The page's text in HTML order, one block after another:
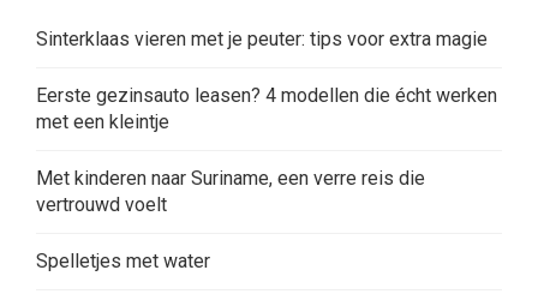
Sinterklaas vieren met je peuter: tips voor extra magie
Eerste gezinsauto leasen? 4 modellen die écht werken
met een kleintje
Met kinderen naar Suriname, een verre reis die
vertrouwd voelt
Spelletjes met water